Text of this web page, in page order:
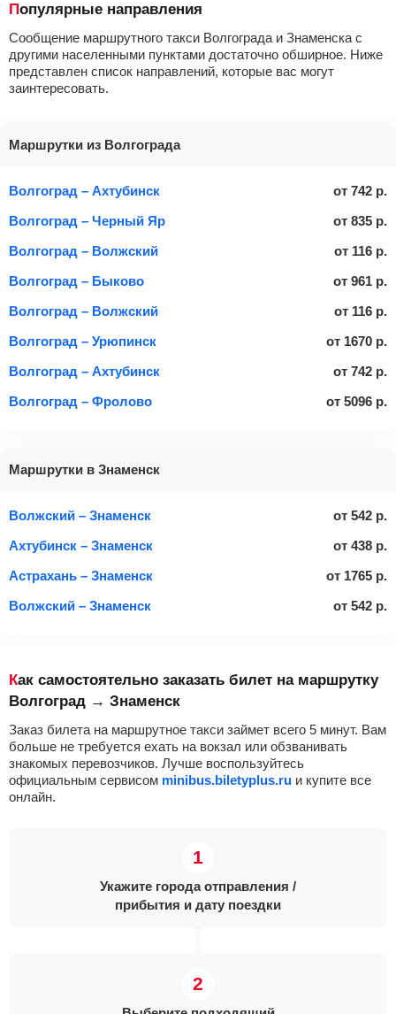
Популярные направления
Сообщение маршрутного такси Волгограда и Знаменска с
другими населенными пунктами достаточно обширное. Ниже
представлен список направлений, которые вас могут
заинтересовать.
Маршрутки из Волгограда
Волгоград – Ахтубинск от 742 р.
Волгоград – Черный Яр
от 835 р.
Волгоград – Волжский
от 116 р.
Волгоград – Быково
от 961 р.
Волгоград – Волжский
от 116 р.
Волгоград – Урюпинск
от 1670 р.
Волгоград – Ахтубинск
от 742 р.
Волгоград – Фролово
от 5096 р.
Маршрутки в Знаменск
Волжский – Знаменск от 542 р.
Ахтубинск – Знаменск
от 438 р.
Астрахань – Знаменск
от 1765 р.
Волжский – Знаменск
от 542 р.
Как самостоятельно заказать билет на маршрутку
Волгоград → Знаменск
Заказ билета на маршрутное такси займет всего 5 минут. Вам
больше не требуется ехать на вокзал или обзванивать
знакомых перевозчиков. Лучше воспользуйтесь
официальным сервисом minibus.biletyplus.ru и купите все
онлайн.
Укажите города отправления /
прибытия и дату поездки